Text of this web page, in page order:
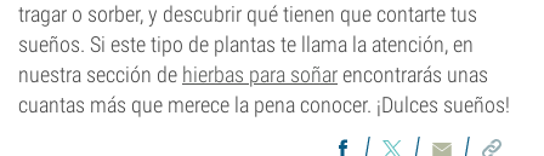
tragar o sorber, y descubrir qué tienen que contarte tus
sueños. Si este tipo de plantas te llama la atención, en
nuestra sección de hierbas para soñarencontrarás unas
cuantas más que merece la pena conocer. ¡Dulces sueños!